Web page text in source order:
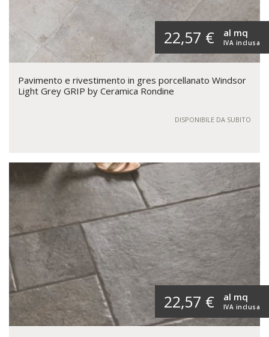
22,57 € IVA inclusa
al mq
Pavimento e rivestimento in gres porcellanato Windsor
Light Grey GRIP by Ceramica Rondine
DISPONIBILE DA SUBITO
22,57 € IVA inclusa
al mq